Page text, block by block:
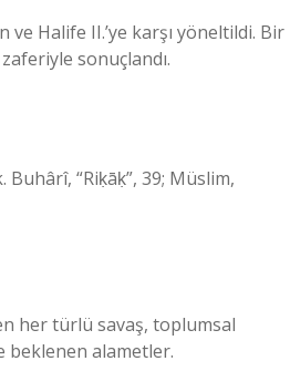
ve Halife II.’ye karşı yöneltildi. Bir
sonuçlandı.
Buhârî, “Riḳāḳ”, 39; Müslim,
her türlü savaş, toplumsal
beklenen alametler.